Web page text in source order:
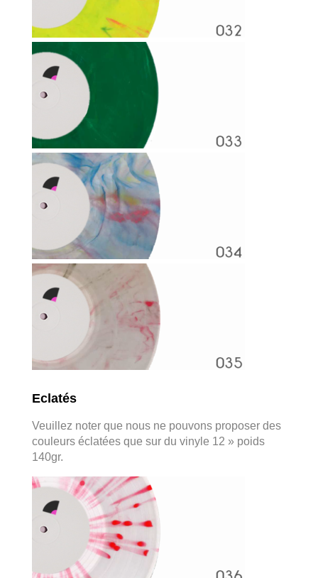
Eclatés
Veuillez noter que nous ne pouvons proposer des
couleurs éclatées que sur du vinyle 12 » poids
140gr.